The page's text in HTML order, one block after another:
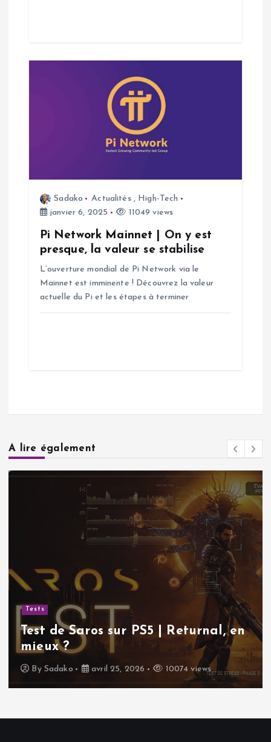
e
Sadako Actualités, High-Tech
janvier 6, 2025
11049 views
Pi Network Mainnet | On y est
presque, la valeur se stabilise
L’ouverture mondial de Pi Network via le
Mainnet est imminente ! Découvrez la valeur
actuelle du Pi et les étapes à terminer
A lire également
Tests
Test de Saros sur PS5 | Returnal, en
mieux ?
By Sadako avril 25, 2026 10074 views